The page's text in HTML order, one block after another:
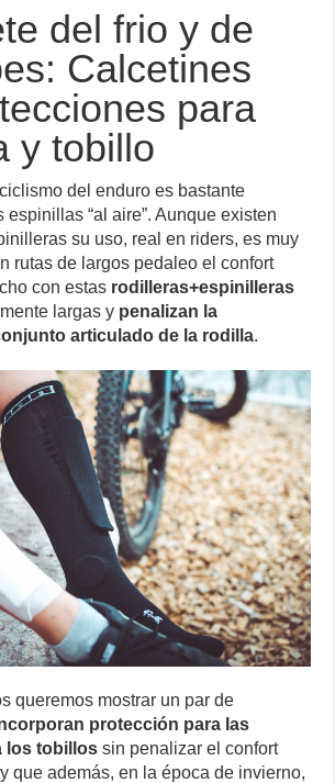
del frio y de
Calcetines
para
y tobillo
del enduro es bastante
espinillas “al aire”. Aunque existen
su uso, real en riders, es muy
rutas de largos pedaleo el confort
con estas rodilleras+espinilleras
largas y penalizan la
articulado de la rodilla.
queremos mostrar un par de
protección para las
los tobillos sin penalizar el confort
que además, en la época de invierno,